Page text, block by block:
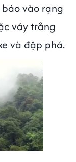
vào rạng
váy trắng
và đập phá.